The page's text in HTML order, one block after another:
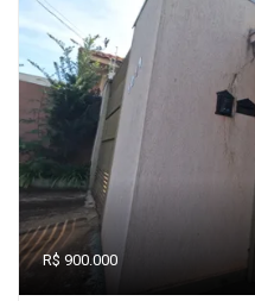
R$ 900.000